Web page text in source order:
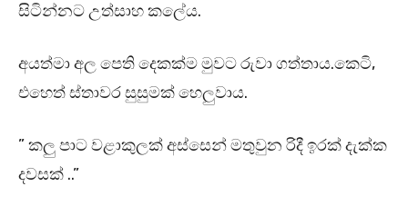
සිටින්නට උත්සාහ කලේය.
අයත්මා අල පෙති දෙකක්ම මුවට රුවා ගත්තාය.කෙටි,
එහෙත් ස්තාවර සුසුමක් හෙලුවාය.
” කලු පාට වළාකුලක් අස්සෙන් මතුවුන රිදී ඉරක් දැක්ක
දවසක් ..”